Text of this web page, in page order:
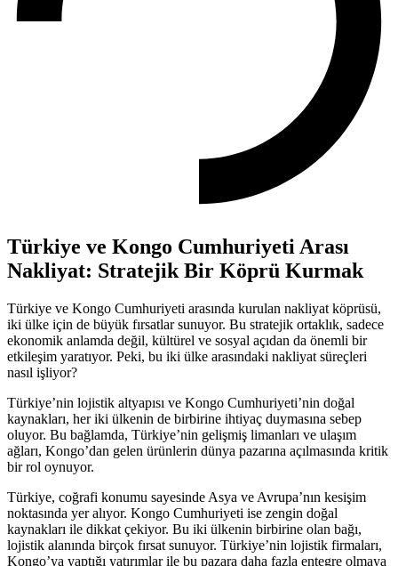
Türkiye ve Kongo Cumhuriyeti Arası
Nakliyat: Stratejik Bir Köprü Kurmak
Türkiye ve Kongo Cumhuriyeti arasında kurulan nakliyat köprüsü,
iki ülke için de büyük fırsatlar sunuyor. Bu stratejik ortaklık, sadece
ekonomik anlamda değil, kültürel ve sosyal açıdan da önemli bir
etkileşim yaratıyor. Peki, bu iki ülke arasındaki nakliyat süreçleri
nasıl işliyor?
Türkiye’nin lojistik altyapısı ve Kongo Cumhuriyeti’nin doğal
kaynakları, her iki ülkenin de birbirine ihtiyaç duymasına sebep
oluyor. Bu bağlamda, Türkiye’nin gelişmiş limanları ve ulaşım
ağları, Kongo’dan gelen ürünlerin dünya pazarına açılmasında kritik
bir rol oynuyor.
Türkiye, coğrafi konumu sayesinde Asya ve Avrupa’nın kesişim
noktasında yer alıyor. Kongo Cumhuriyeti ise zengin doğal
kaynakları ile dikkat çekiyor. Bu iki ülkenin birbirine olan bağı,
lojistik alanında birçok fırsat sunuyor. Türkiye’nin lojistik firmaları,
Kongo’ya yaptığı yatırımlar ile bu pazara daha fazla entegre olmaya